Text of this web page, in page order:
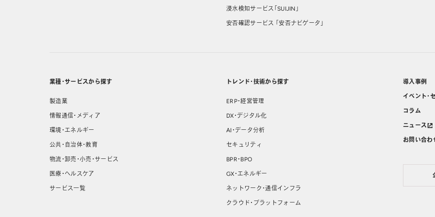
浸水検知サービス「SUIJIN」
安否確認サービス 「安否ナビゲータ」
業種・サービスから探す
製造業
情報通信・メディア
環境・エネルギー
公共・自治体・教育
物流・卸売・小売・サービス
医療・ヘルスケア
サービス一覧
トレンド・技術から探す
ERP・経営管理
DX・デジタル化
AI・データ分析
セキュリティ
BPR・BPO
GX・エネルギー
ネットワーク・通信インフラ
クラウド・プラットフォーム
導入事例
イベント・
コラム
ニュース
お問い合わ